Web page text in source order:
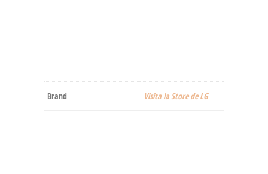
Brand Visita la Store de LG